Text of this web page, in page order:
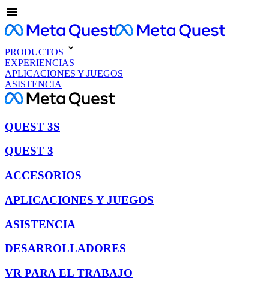
PRODUCTOS
EXPERIENCIAS
APLICACIONES Y JUEGOS
ASISTENCIA
QUEST 3S
QUEST 3
ACCESORIOS
APLICACIONES Y JUEGOS
ASISTENCIA
DESARROLLADORES
VR PARA EL TRABAJO